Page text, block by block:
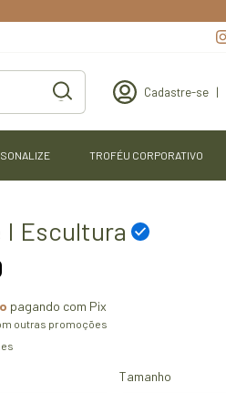
Cadastre-se |
TROFÉU CORPORATIVO
I Escultura
pagando com Pix
outras promoções
Tamanho